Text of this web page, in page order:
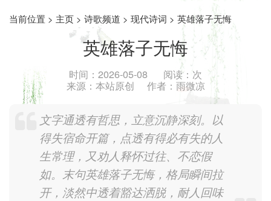
当前位置 > 主页 > 诗歌频道 > 现代诗词 > 英雄落子无悔
英雄落子无悔
时间： 2026-05-08 阅读： 次
来源： 本站原创 作者： 雨微凉
文字通透有哲思，立意沉静深刻。以
得失宿命开篇，点透有得必有失的人
生常理，又劝人释怀过往、不恋假
如。末句英雄落子无悔，格局瞬间拉
开，淡然中透着豁达洒脱，耐人回味